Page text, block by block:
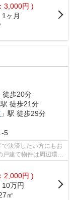
3,000円 )
1ヶ月
徒歩20分
駅 徒歩21分
」駅 徒歩29分
5
決済したい方にもお
戸建て物件は周辺環境
2,000円 )
10万円
㎡